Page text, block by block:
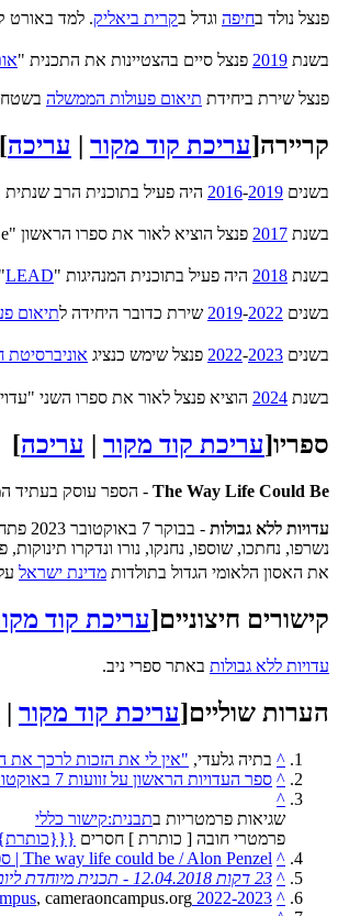
פנצל נולד בחיפה וגדל בקרית ביאליק. למד באורט
בשנת 2019 פנצל סיים בהצטיינות את התכנית "
פנצל שירת ביחידת תיאום פעולות הממשלה
קריירה[עריכת קוד מקור | עריכה]
בשנים 2016-2019 היה פעיל בתוכנית הרב שנתית
בשנת 2017 פנצל הוציא לאור את ספרו הראשון "The Way Life Could Be" בשפה האנגלית.
בשנת 2018 היה פעיל בתוכנית המנהיגות "LEAD
בשנים 2019-2022 שירת כדובר היחידה לתיאום
בשנים 2022-2023 פנצל שימש כנציג אוניברסיטת
בשנת 2024 הוציא פנצל לאור את ספרו השני
ספריו[עריכת קוד מקור | עריכה]
The Way Life Could Be - הספר עוסק בעתיד
עדויות ללא גבולות - בבוקר 7 באוקטובר 2023 פתח
נשרפו, נחתכו, שוספו, נחנקו, נורו ונדקרו
את האסון הלאומי הגדול בתולדות מדינת ישראל
קישורים חיצוניים[עריכת קוד
עדויות ללא גבולות באתר ספרי ניב.
הערות שוליים[עריכת קוד מקור |
^ בתיה גלעדי, "אין לי את הזכות לרכך את
^ ספר העדויות הראשון על זוועות 7 באוקטובר: "חוו את התופת ונשארו כדי לספר"
^
שגיאות פרמטריות בתבנית:קישור כללי
פרמטרי חובה [ כותרת ] חסרים
^ The way life could be / Alon Penzel | ספר | Alon Penzel author | הספרייה הלאומית
^ 23 דקות 12.04.2018 - תכנית מיוחדת ליום השואה
^
2022-2023 Fellows – CAMERA on Campus
, cameraoncampus.org